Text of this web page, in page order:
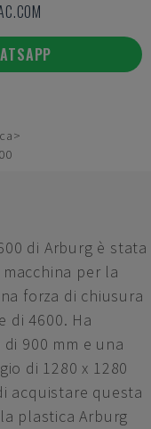
di Arburg è stata
per la
forza di chiusura
di 4600. Ha
900 mm e una
di 1280 x 1280
acquistare questa
plastica Arburg